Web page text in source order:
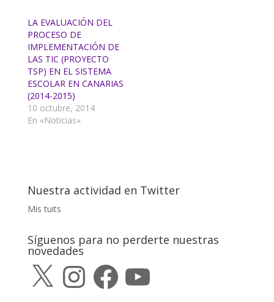
LA EVALUACIÓN DEL
PROCESO DE
IMPLEMENTACIÓN DE
LAS TIC (PROYECTO
TSP) EN EL SISTEMA
ESCOLAR EN CANARIAS
(2014-2015)
10 octubre, 2014
En «Noticias»
Nuestra actividad en Twitter
Mis tuits
Síguenos para no perderte nuestras
novedades
InstagramFacebookYouTube